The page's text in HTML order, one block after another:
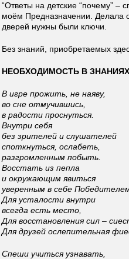
“Ответы на детские “почему” –
моём Предназначении. Делала
дверей нужны были ключи.
Без знаний, приобретаемых
НЕОБХОДИМОСТЬ В ЗНАНИЯХ
В игре прожить, не наяву,
во сне отмучившись,
в радости проснуться.
Внутри себя
без зрителей и слушателей
споткнуться, ослабеть,
разгромленным побыть.
Восстать из пепла
и окружающим явиться
уверенным в себе
Для усталости внутри
всегда есть место,
Для восстановления сил –
Для друзей ослепительная
Спеши учиться узнавать,